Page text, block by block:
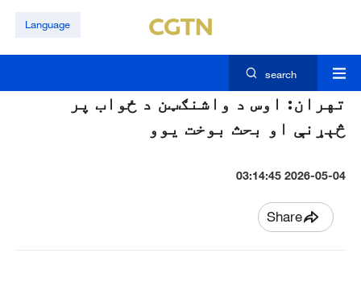
Language
search
تهران: اوس د واشنګټن د ځواب پر
څېړنې او بحث بوخت یوو
2026-05-04 03:14:45
Share